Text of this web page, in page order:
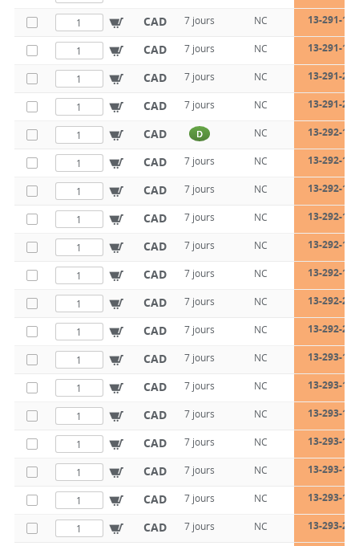
CAD
7 jours NC 13-291-
CAD 7 jours NC 13-291-
CAD 7 jours NC 13-291-
CAD 7 jours NC 13-291-
CAD D NC 13-292-
CAD 7 jours NC 13-292-
CAD 7 jours NC 13-292-
CAD 7 jours NC 13-292-
CAD 7 jours NC 13-292-
CAD 7 jours NC 13-292-
CAD 7 jours NC 13-292-
CAD 7 jours NC 13-292-
CAD 7 jours NC 13-293-
CAD 7 jours NC 13-293-
CAD 7 jours NC 13-293-
CAD 7 jours NC 13-293-
CAD 7 jours NC 13-293-
CAD 7 jours NC 13-293-
CAD 7 jours NC 13-293-